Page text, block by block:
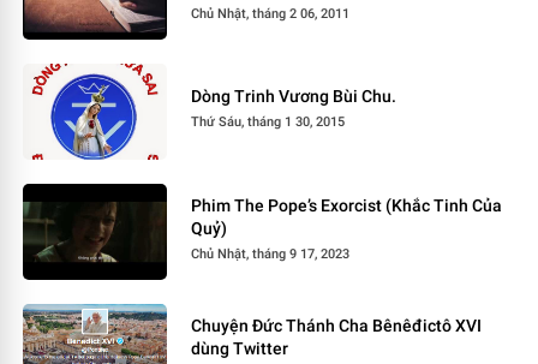
Chủ Nhật, tháng 2 06, 2011
Dòng Trinh Vương Bùi Chu.
Thứ Sáu, tháng 1 30, 2015
Phim The Pope’s Exorcist (Khắc Tinh Của
Quỷ)
Chủ Nhật, tháng 9 17, 2023
Chuyện Đức Thánh Cha Bênêđictô XVI
dùng Twitter